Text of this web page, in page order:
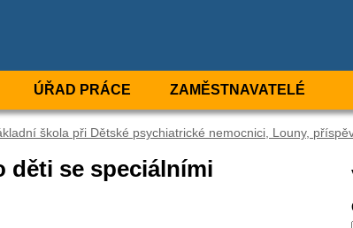
ÚŘAD PRÁCE ZAMĚSTNAVATELÉ
škola při Dětské psychiatrické nemocnici, Louny,
děti se speciálními